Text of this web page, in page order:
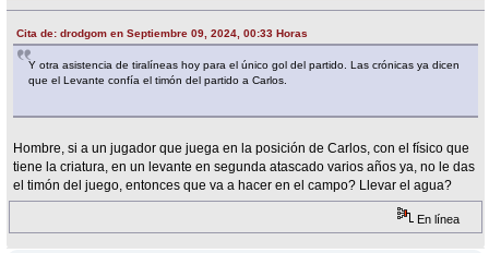
Cita de: drodgom en Septiembre 09, 2024, 00:33 Horas
Y otra asistencia de tiralíneas hoy para el único gol del partido. Las crónicas ya dicen
que el Levante confía el timón del partido a Carlos.
Hombre, si a un jugador que juega en la posición de Carlos, con el físico que
tiene la criatura, en un levante en segunda atascado varios años ya, no le das
el timón del juego, entonces que va a hacer en el campo? Llevar el agua?
En línea